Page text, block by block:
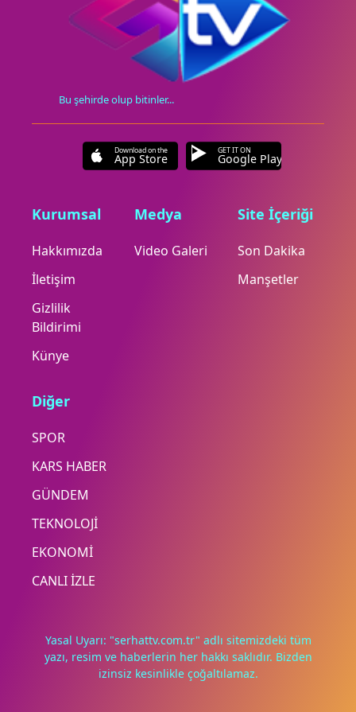
Bu şehirde olup bitinler...
Download on the
App Store
GET IT ON
Google Play
Kurumsal
Hakkımızda
İletişim
Gizlilik
Bildirimi
Künye
Medya
Video Galeri
Site İçeriği
Son Dakika
Manşetler
Diğer
SPOR
KARS HABER
GÜNDEM
TEKNOLOJİ
EKONOMİ
CANLI İZLE
Yasal Uyarı: "serhattv.com.tr" adlı sitemizdeki tüm
yazı, resim ve haberlerin her hakkı saklıdır. Bizden
izinsiz kesinlikle çoğaltılamaz.